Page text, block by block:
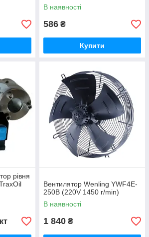
В наявності
586 ₴
Купити
рівня
Вентилятор Wenling YWF4E-
250B (220V 1450 r/min)
В наявності
1 840 ₴